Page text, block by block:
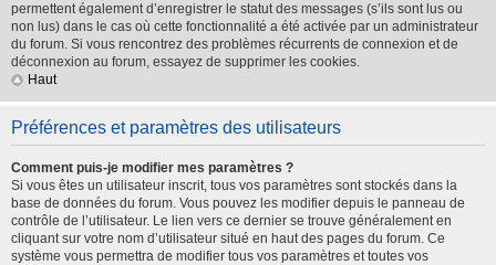
permettent également d’enregistrer le statut des messages (s’ils sont lus ou
non lus) dans le cas où cette fonctionnalité a été activée par un administrateur
du forum. Si vous rencontrez des problèmes récurrents de connexion et de
déconnexion au forum, essayez de supprimer les cookies.
Haut
Préférences et paramètres des utilisateurs
Comment puis-je modifier mes paramètres ?
Si vous êtes un utilisateur inscrit, tous vos paramètres sont stockés dans la
base de données du forum. Vous pouvez les modifier depuis le panneau de
contrôle de l’utilisateur. Le lien vers ce dernier se trouve généralement en
cliquant sur votre nom d’utilisateur situé en haut des pages du forum. Ce
système vous permettra de modifier tous vos paramètres et toutes vos